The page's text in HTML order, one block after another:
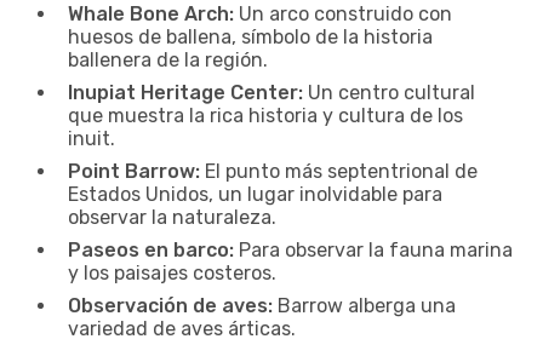
Whale Bone Arch: Un arco construido con
huesos de ballena, símbolo de la historia
ballenera de la región.
Inupiat Heritage Center: Un centro cultural
que muestra la rica historia y cultura de los
inuit.
Point Barrow: El punto más septentrional de
Estados Unidos, un lugar inolvidable para
observar la naturaleza.
Paseos en barco: Para observar la fauna marina
y los paisajes costeros.
Observación de aves: Barrow alberga una
variedad de aves árticas.